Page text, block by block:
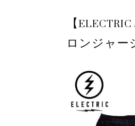
【
ロンジャー